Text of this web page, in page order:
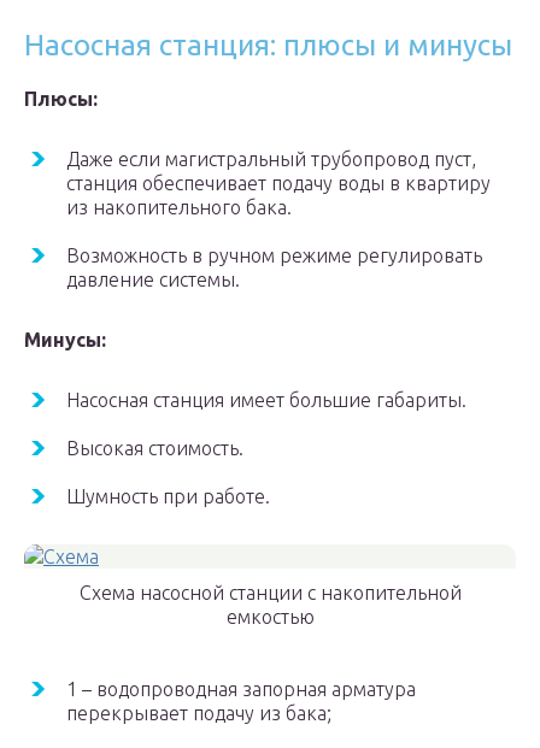
Насосная станция: плюсы и минусы
Плюсы:
Даже если магистральный трубопровод пуст,
станция обеспечивает подачу воды в квартиру
из накопительного бака.
Возможность в ручном режиме регулировать
давление системы.
Минусы:
Насосная станция имеет большие габариты.
Высокая стоимость.
Шумность при работе.
Схема насосной станции с накопительной
емкостью
1 – водопроводная запорная арматура
перекрывает подачу из бака;